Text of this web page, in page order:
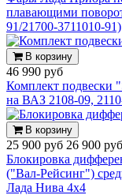
плавающими
91/21700-3711010-91)
В корзину
46 990 руб
Комплект подвески
на ВАЗ 2108-09,
В корзину
25 900 руб 26 900 руб
Блокировка
("Вал-Рейсинг")
Лада Нива 4х4